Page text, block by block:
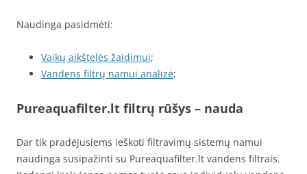
Naudinga pasidmėti:
Vaikų aikštelės žaidimui;
Vandens filtrų namui analizė;
Pureaquafilter.lt filtrų rūšys – nauda
Dar tik pradėjusiems ieškoti filtravimų sistemų namui
naudinga susipažinti su Pureaquafilter.lt vandens filtrais.